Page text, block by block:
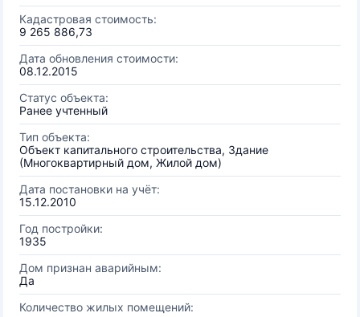
Кадастровая стоимость:
9 265 886,73
Дата обновления стоимости:
08.12.2015
Статус объекта:
Ранее учтенный
Тип объекта:
Объект капитального строительства, Здание
(Многоквартирный дом, Жилой дом)
Дата постановки на учёт:
15.12.2010
Год постройки:
1935
Дом признан аварийным:
Да
Количество жилых помещений: